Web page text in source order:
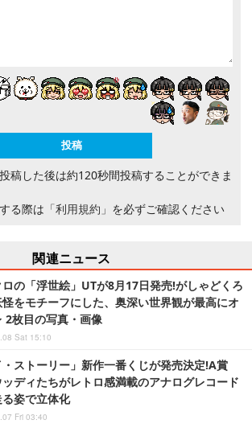
稿した後は約120秒間投稿することができま
る際は 「利用規約」 を必ずご確認ください
関連ニュース
の「浮世絵」UTが8月17日発売!がしゃどくろ
をモチーフにした、奥深い世界観が最高にオ
2枚目の写真・画像
Sat 15:10
・ストーリー」新作一番くじが発売決定!A賞
ディたちがレトロ感満載のアナログレコード
姿で立体化
Fri 03:40